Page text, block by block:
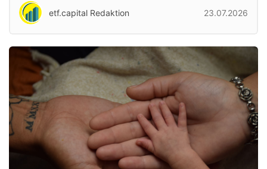
etf.capital Redaktion 23.07.2026